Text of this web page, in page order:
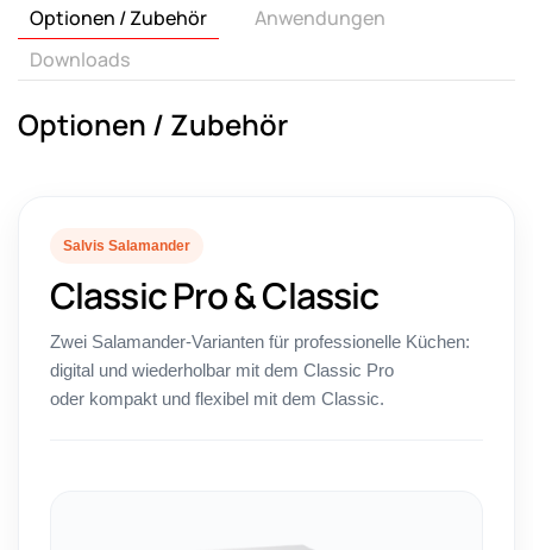
Optionen / Zubehör
Anwendungen
Downloads
Optionen / Zubehör
Salvis Salamander
Classic Pro & Classic
Zwei Salamander-Varianten für professionelle Küchen:
digital und wiederholbar mit dem Classic Pro
oder kompakt und flexibel mit dem Classic.